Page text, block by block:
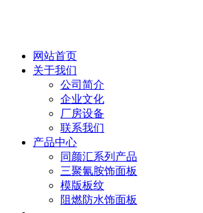
网站首页
关于我们
公司简介
企业文化
厂房设备
联系我们
产品中心
同颜汇系列产品
三聚氰胺饰面板
模版板纹
阻燃防水饰面板